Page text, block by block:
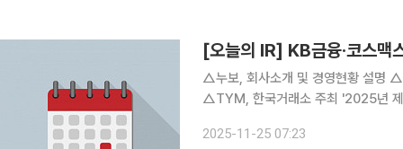
[오늘의 IR] KB금융·코스맥
△누보, 회사소개 및 경영현황 설명 △
△TYM, 한국거래소 주최 '2025년
회사 이해 증진 △메드팩토, 회사 사
2025-11-25 07:23